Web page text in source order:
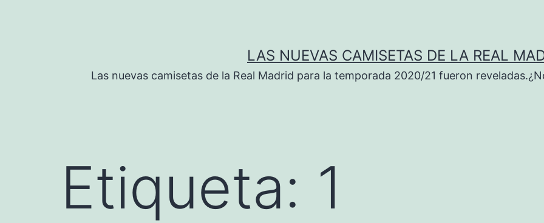
LAS NUEVAS CAMISETAS DE LA REAL
Las nuevas camisetas de la Real Madrid para la temporada 2020/21 fueron
Etiqueta: 1